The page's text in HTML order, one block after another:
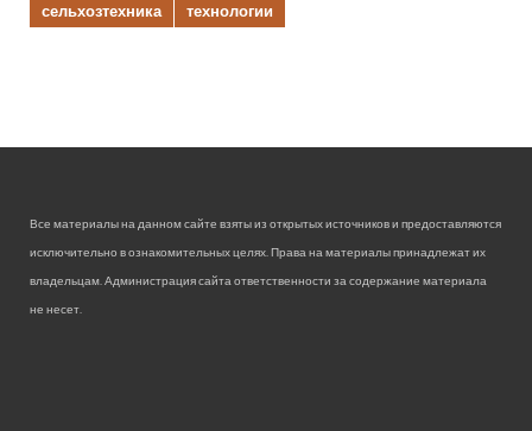
сельхозтехника
технологии
Все материалы на данном сайте взяты из открытых источников и предоставляются
исключительно в ознакомительных целях. Права на материалы принадлежат их
владельцам. Администрация сайта ответственности за содержание материала
не несет.